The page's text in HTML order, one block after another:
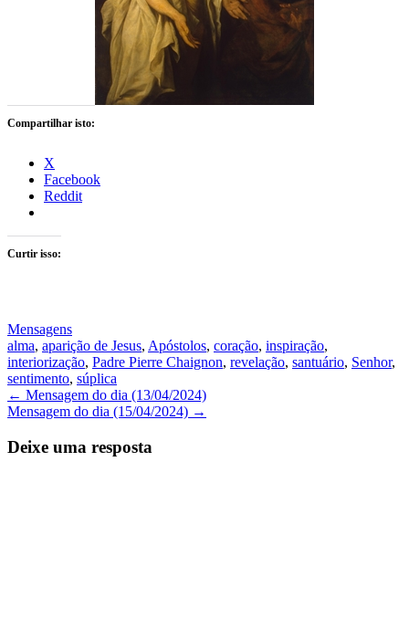
Compartilhar isto:
X
Facebook
Reddit
Curtir isso:
Mensagens
alma, aparição de Jesus, Apóstolos, coração, inspiração,
interiorização, Padre Pierre Chaignon, revelação, santuário, Senhor,
sentimento, súplica
Navegação
de
Posts
← Mensagem do dia (13/04/2024)
Mensagem do dia (15/04/2024) →
Deixe uma resposta